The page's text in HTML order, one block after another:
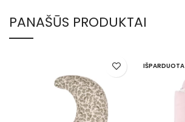
PANAŠŪS PRODUKTAI
IŠPARDUOTA